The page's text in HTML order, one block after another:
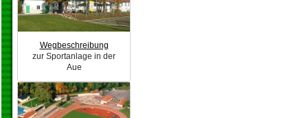
Wegbeschreibung
zur Sportanlage in der
Aue